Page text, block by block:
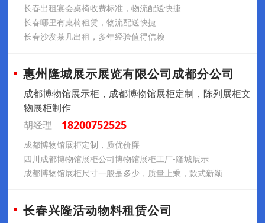
长春出租宴会桌椅收费标准，物流配送快捷
长春哪里有桌椅租赁，物流配送快捷
长春沙发茶几出租，多年经验值得信赖
惠州隆城展示展览有限公司成都分公司
成都博物馆展示柜，成都博物馆展柜定制，陈列展柜文
物展柜制作
胡经理
18200752525
成都博物馆展柜定制，质优价廉
四川成都博物馆展柜公司博物馆展柜工厂-隆城展示
成都博物馆展柜尺寸一般是多少，质量上乘，款式新颖
长春兴隆活动物料租赁公司